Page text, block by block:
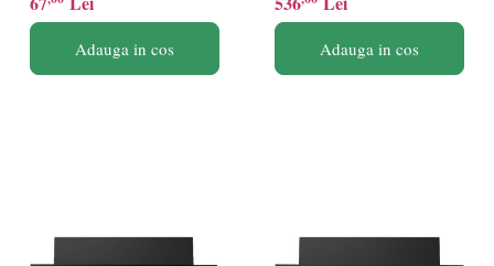
Adauga in cos
neagra
Adauga in cos